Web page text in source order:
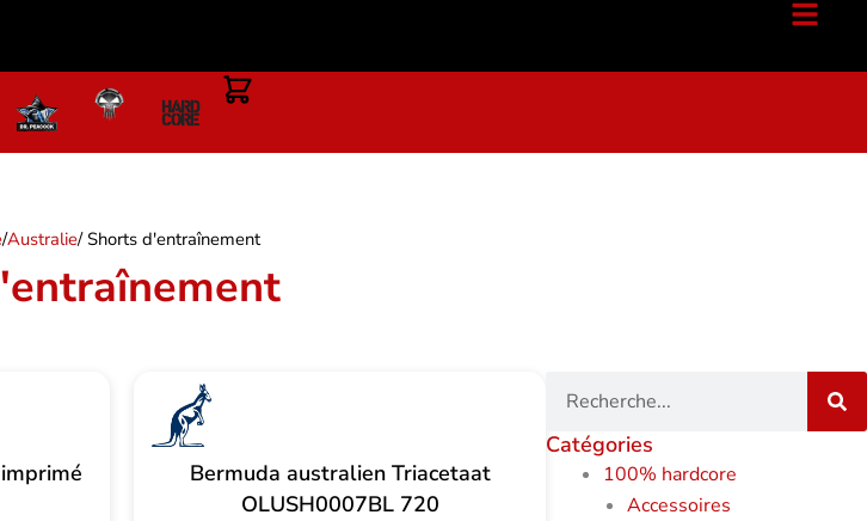
/Australie/ Shorts d'entraînement
Bermuda australien Triacetaat
OLUSH0007BL 720
Catégories
100% hardcore
Accessoires